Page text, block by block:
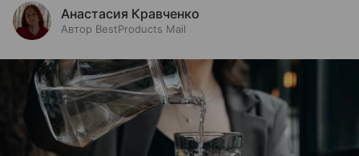
Анастасия Кравченко
Автор BestProducts Mail